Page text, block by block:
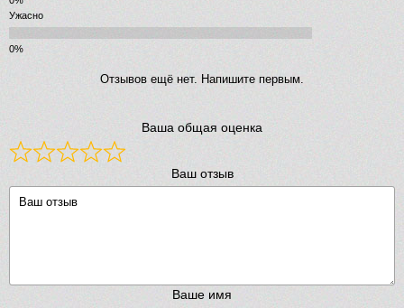
Ужасно
Отзывов ещё нет. Напишите первым.
Ваша общая оценка
Ваш отзыв
Ваше имя